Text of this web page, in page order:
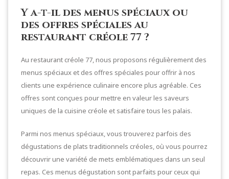
Y a-t-il des menus spéciaux ou
des offres spéciales au
restaurant créole 77 ?
Au restaurant créole 77, nous proposons régulièrement des
menus spéciaux et des offres spéciales pour offrir à nos
clients une expérience culinaire encore plus agréable. Ces
offres sont conçues pour mettre en valeur les saveurs
uniques de la cuisine créole et satisfaire tous les palais.
Parmi nos menus spéciaux, vous trouverez parfois des
dégustations de plats traditionnels créoles, où vous pourrez
découvrir une variété de mets emblématiques dans un seul
repas. Ces menus dégustation sont parfaits pour ceux qui